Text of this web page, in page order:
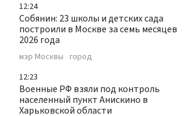
12:24
Собянин: 23 школы и детских сада
построили в Москве за семь месяцев
2026 года
мэр Москвы город
12:23
Военные РФ взяли под контроль
населенный пункт Анискино в
Харьковской области